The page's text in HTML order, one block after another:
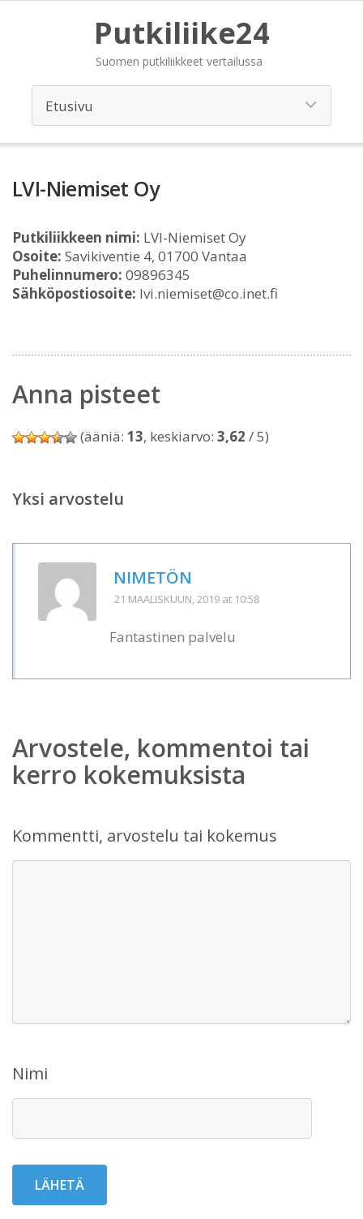
Putkiliike24
Suomen putkiliikkeet vertailussa
LVI-Niemiset Oy
Putkiliikkeen nimi: LVI-Niemiset Oy
Osoite: Savikiventie 4, 01700 Vantaa
Puhelinnumero: 09896345
Sähköpostiosoite: lvi.niemiset@co.inet.fi
Anna pisteet
(ääniä: 13, keskiarvo: 3,62 / 5)
Yksi arvostelu
NIMETÖN
21 MAALISKUUN, 2019 at 10:58
Fantastinen palvelu
Arvostele, kommentoi tai
kerro kokemuksista
Kommentti, arvostelu tai kokemus
Nimi